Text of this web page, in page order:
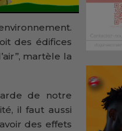
des édifices
martèle la
de notre
il faut aussi
des effets